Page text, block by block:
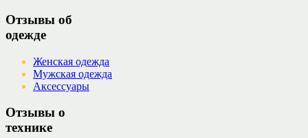
Отзывы об
одежде
Женская одежда
Мужская одежда
Аксессуары
Отзывы о
технике